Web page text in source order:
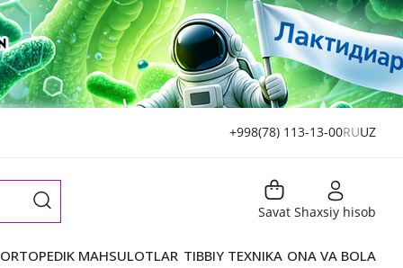
+998(78) 113-13-00RUUZ
Savat Shaxsiy hisob
ORTOPEDIK MAHSULOTLAR TIBBIY TEXNIKA ONA VA BOLA